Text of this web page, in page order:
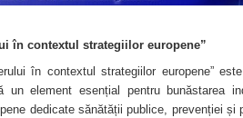
în contextul strategiilor europene”
în contextul strategiilor europene”
element esențial pentru bunăstarea
dedicate sănătății publice, prevenției și